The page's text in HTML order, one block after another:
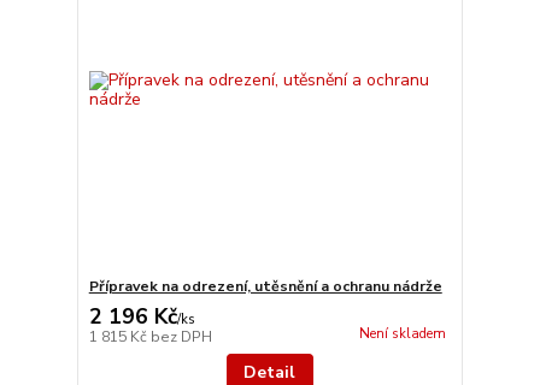
Přípravek na odrezení, utěsnění a ochranu nádrže
2 196 Kč/ks
1 815 Kč bez DPH Není skladem
Detail